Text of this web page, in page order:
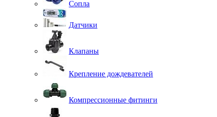
Сопла
Датчики
Клапаны
Крепление дождевателей
Компрессионные фитинги